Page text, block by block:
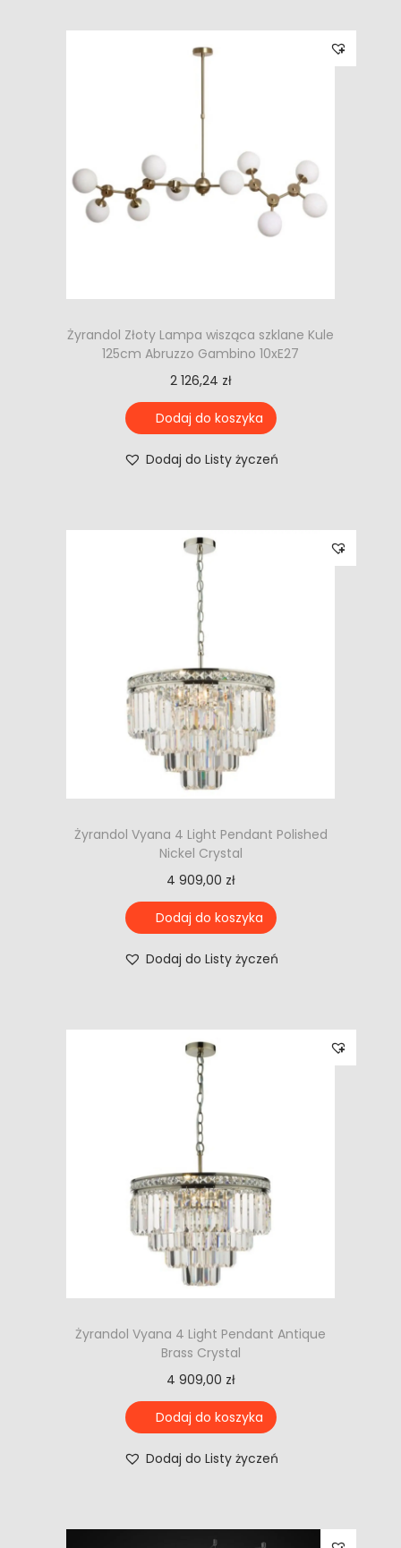
Żyrandol Złoty Lampa wisząca szklane Kule
125cm Abruzzo Gambino 10xE27
2 126,24 zł
Dodaj do koszyka
Dodaj do Listy życzeń
Żyrandol Vyana 4 Light Pendant Polished
Nickel Crystal
4 909,00 zł
Dodaj do koszyka
Dodaj do Listy życzeń
Żyrandol Vyana 4 Light Pendant Antique
Brass Crystal
4 909,00 zł
Dodaj do koszyka
Dodaj do Listy życzeń